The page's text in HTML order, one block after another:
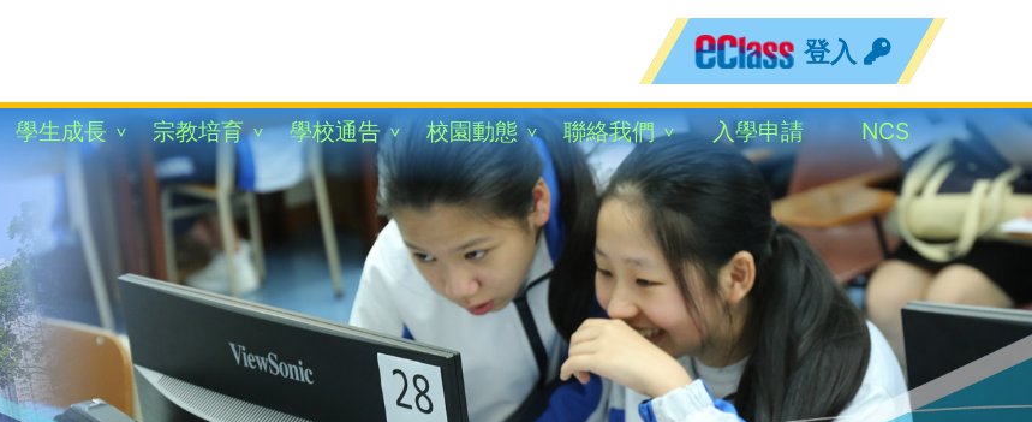
登入
學生成長 宗教培育 學校通告 校園動態 聯絡我們 入學申請 NCS